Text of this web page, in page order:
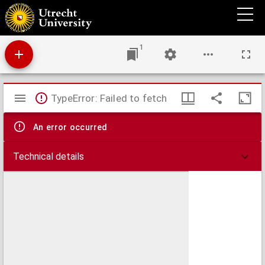
Eenige bezwaren tegen de voorwaardelijke veroordeling en hare invoering ten onzent
1
Mirador
viewer
TypeError: Failed to fetch
An error occurred
Technical details